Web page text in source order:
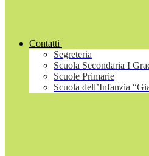
Contatti
Segreteria
Scuola Secondaria I
Scuole Primarie
Scuola dell’Infanzia